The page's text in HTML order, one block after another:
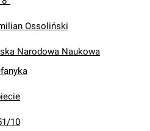
Ossoliński
Narodowa Naukowa
10